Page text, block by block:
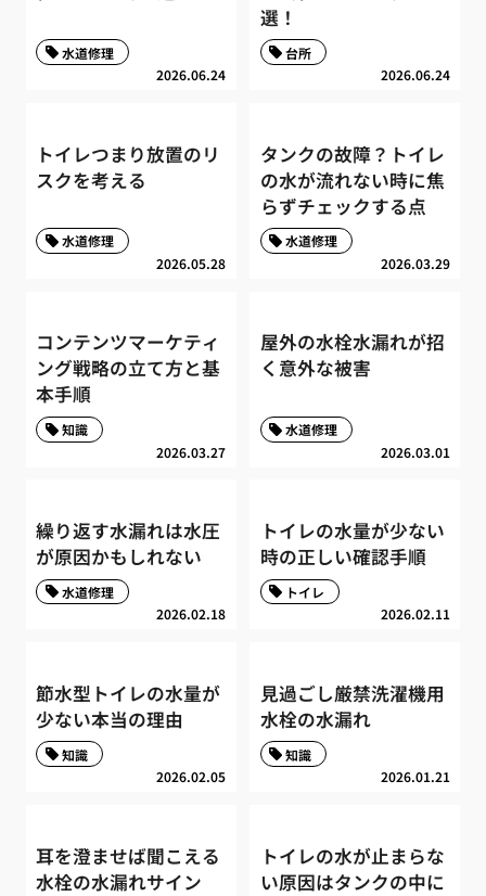
2026.06.24
水道修理
選！
2026.06.24
台所
トイレつまり放置のリ
スクを考える
2026.05.28
水道修理
タンクの故障？トイレ
の水が流れない時に焦
らずチェックする点
2026.03.29
水道修理
コンテンツマーケティ
ング戦略の立て方と基
本手順
2026.03.27
知識
屋外の水栓水漏れが招
く意外な被害
2026.03.01
水道修理
繰り返す水漏れは水圧
が原因かもしれない
2026.02.18
水道修理
トイレの水量が少ない
時の正しい確認手順
2026.02.11
トイレ
節水型トイレの水量が
少ない本当の理由
2026.02.05
知識
見過ごし厳禁洗濯機用
水栓の水漏れ
2026.01.21
知識
耳を澄ませば聞こえる
水栓の水漏れサイン
トイレの水が止まらな
い原因はタンクの中に